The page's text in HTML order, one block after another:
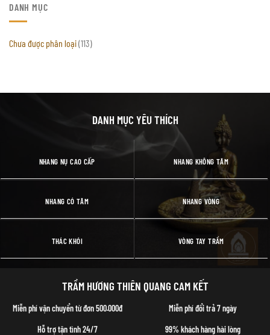
DANH MỤC
Chưa được phân loại(113)
DANH MỤC YÊU THÍCH
NHANG NỤ CAO CẤP NHANG KHÔNG TĂM
NHANG CÓ TĂM NHANG VÒNG
THÁC KHÓI VÒNG TAY TRẦM
TRẦM HƯƠNG THIÊN QUANG CAM KẾT
Miễn phí vận chuyển từ đơn 500.000đ Miễn phí đổi trả 7 ngày
Hỗ trợ tận tình 24/7 99% khách hàng hài lòng